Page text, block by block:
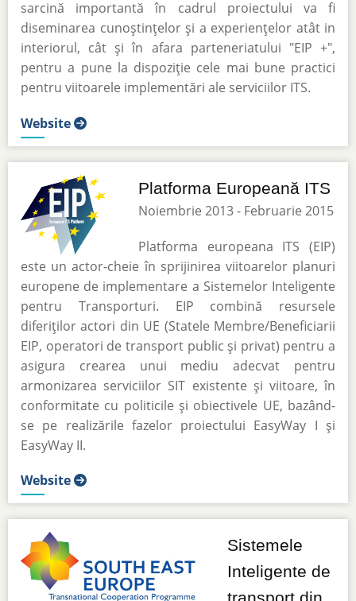
sarcină importantă în cadrul proiectului va fi
diseminarea cunoștințelor și a experiențelor atât in
interiorul, cât și în afara parteneriatului "EIP +",
pentru a pune la dispoziție cele mai bune practici
pentru viitoarele implementări ale serviciilor ITS.
Website
Platforma Europeană ITS
Noiembrie 2013 - Februarie 2015
Platforma europeana ITS (EIP)
este un actor-cheie în sprijinirea viitoarelor planuri
europene de implementare a Sistemelor Inteligente
pentru Transporturi. EIP combină resursele
diferiților actori din UE (Statele Membre/Beneficiarii
EIP, operatori de transport public și privat) pentru a
asigura crearea unui mediu adecvat pentru
armonizarea serviciilor SIT existente și viitoare, în
conformitate cu politicile și obiectivele UE, bazând-
se pe realizările fazelor proiectului EasyWay I și
EasyWay II.
Website
Sistemele
Inteligente de
transport din